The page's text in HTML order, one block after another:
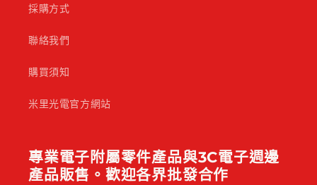
採購方式
聯絡我們
購買須知
米里光電官方網站
專業電子附屬零件產品與3C電子週邊
產品販售。歡迎各界批發合作